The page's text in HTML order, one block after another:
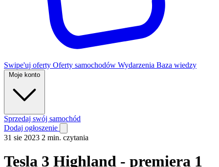
Swipe'uj oferty Oferty samochodów Wydarzenia Baza wiedzy
Moje konto
Sprzedaj swój samochód
Dodaj ogłoszenie
31 sie 2023 2 min. czytania
Tesla 3 Highland - premiera 1